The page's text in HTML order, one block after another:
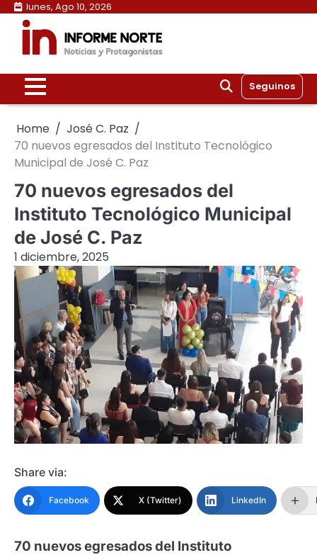
Skip
content
lunes, Ago 10, 2026
Seguinos
Home
José C. Paz
70 nuevos egresados del Instituto Tecnológico
Municipal de José C. Paz
70 nuevos egresados del
Instituto Tecnológico Municipal
de José C. Paz
1 diciembre, 2025
Share via:
Facebook X (Twitter) LinkedIn
70 nuevos egresados del Instituto